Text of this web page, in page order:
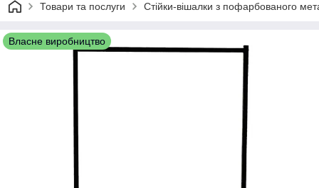
Товари та послуги Стійки-вішалки з пофарбованого
Власне виробництво